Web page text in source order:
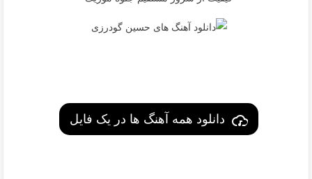
دانلود همه آهنگ ها در یک فایل